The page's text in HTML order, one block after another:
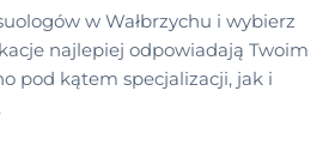
w Wałbrzychu i wybierz
najlepiej odpowiadają Twoim
pod kątem specjalizacji, jak i